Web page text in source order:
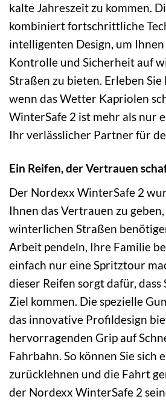
kalte Jahreszeit zu kommen.
kombiniert fortschrittliche
intelligenten Design, um
Kontrolle und Sicherheit auf
Straßen zu bieten. Erleben Sie
wenn das Wetter Kapriolen
WinterSafe 2 ist mehr als nur
Ihr verlässlicher Partner für
Ein Reifen, der Vertrauen
Der Nordexx WinterSafe 2
Ihnen das Vertrauen zu geben,
winterlichen Straßen
Arbeit pendeln, Ihre Familie
einfach nur eine Spritztour
dieser Reifen sorgt dafür, dass
Ziel kommen. Die spezielle
das innovative Profildesign
hervorragenden Grip auf
Fahrbahn. So können Sie sich
zurücklehnen und die Fahrt
der Nordexx WinterSafe 2